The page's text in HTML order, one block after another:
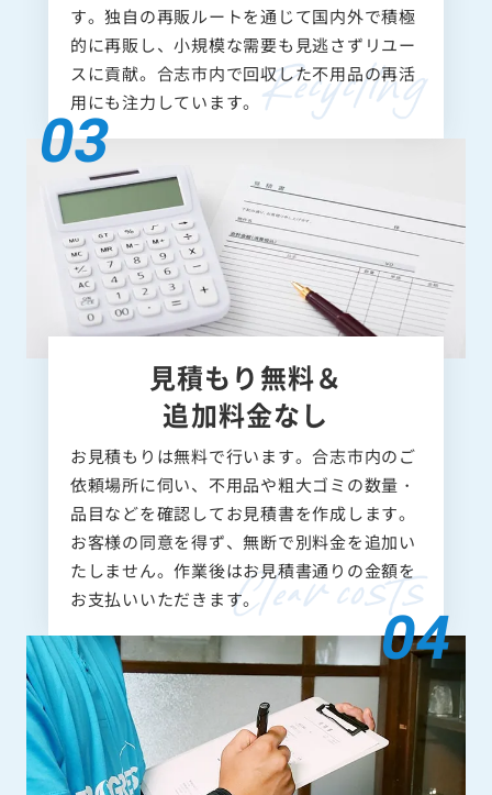
す。独自の再販ルートを通じて国内外で積極
的に再販し、小規模な需要も見逃さずリユー
スに貢献。合志市内で回収した不用品の再活
用にも注力しています。
見積もり無料＆
追加料金なし
お見積もりは無料で行います。合志市内のご
依頼場所に伺い、不用品や粗大ゴミの数量・
品目などを確認してお見積書を作成します。
お客様の同意を得ず、無断で別料金を追加い
たしません。作業後はお見積書通りの金額を
お支払いいただきます。